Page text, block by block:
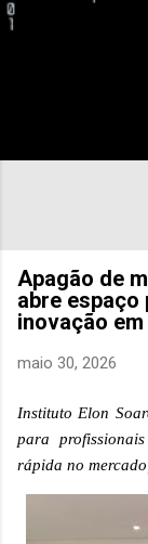
Apagão de
abre
inovação
maio 30, 2026
Instituto Elon
para
rápida no